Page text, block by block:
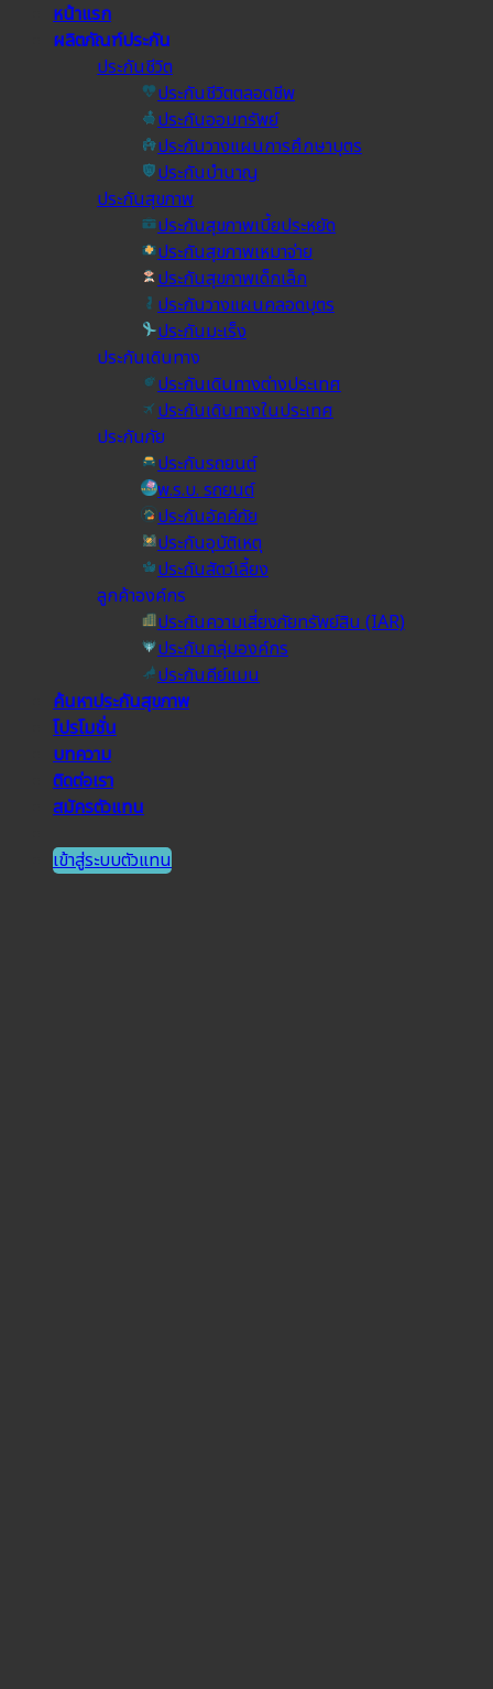
หน้าแรก
ผลิตภัณฑ์ประกัน
ประกันชีวิต
ประกันชีวิตตลอดชีพ
ประกันออมทรัพย์
ประกันวางแผนการศึกษาบุตร
ประกันบำนาญ
ประกันสุขภาพ
ประกันสุขภาพเบี้ยประหยัด
ประกันสุขภาพเหมาจ่าย
ประกันสุขภาพเด็กเล็ก
ประกันวางแผนคลอดบุตร
ประกันมะเร็ง
ประกันเดินทาง
ประกันเดินทางต่างประเทศ
ประกันเดินทางในประเทศ
ประกันภัย
ประกันรถยนต์
พ.ร.บ. รถยนต์
ประกันอัคคีภัย
ประกันอุบัติเหตุ
ประกันสัตว์เลี้ยง
ลูกค้าองค์กร
ประกันความเสี่ยงภัยทรัพย์สิน (IAR)
ประกันกลุ่มองค์กร
ประกันคีย์แมน
ค้นหาประกันสุขภาพ
โปรโมชั่น
บทความ
ติดต่อเรา
สมัครตัวแทน
เข้าสู่ระบบตัวแทน